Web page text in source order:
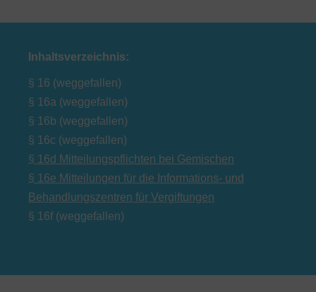
Inhaltsverzeichnis:
§ 16 (weggefallen)
§ 16a (weggefallen)
§ 16b (weggefallen)
§ 16c (weggefallen)
§ 16d Mitteilungspflichten bei Gemischen
§ 16e Mitteilungen für die Informations- und
Behandlungszentren für Vergiftungen
§ 16f (weggefallen)